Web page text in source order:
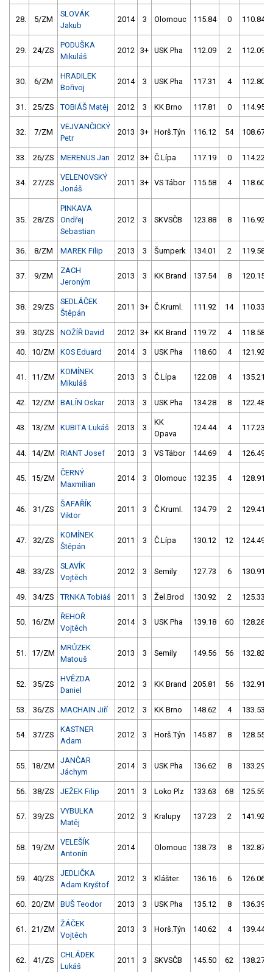
28. 5/ZM
SLOVÁK
Jakub
2014 3 Olomouc 115.84 0 110.84
29. 24/ZS
PODUŠKA
Mikuláš
2012 3+ USK Pha 112.09 2 112.09
30. 6/ZM
HRADILEK
Bořivoj
2014 3 USK Pha 117.31 4 112.80
31. 25/ZS TOBIÁŠ Matěj 2012 3 KK Brno 117.81 0 114.95
32. 7/ZM
VEJVANČICKÝ
Petr
2013 3+ Horš.Týn 116.12 54 108.67
33. 26/ZS MERENUS Jan 2012 3+ Č.Lípa 117.19 0 114.22
34. 27/ZS
VELENOVSKÝ
Jonáš
2011 3+ VS Tábor 115.58 4 118.60
35. 28/ZS
PINKAVA
Ondřej
Sebastian
2012 3 SKVSČB 123.88 8 116.92
36. 8/ZM MAREK Filip 2013 3 Šumperk 134.01 2 119.58
37. 9/ZM
ZACH
Jeroným
2013 3 KK Brand 137.54 8 120.15
38. 29/ZS
SEDLÁČEK
Štěpán
2011 3+ Č.Kruml. 111.92 14 110.33
39. 30/ZS NOŽÍŘ David 2012 3+ KK Brand 119.72 4 118.58
40. 10/ZM KOS Eduard 2014 3 USK Pha 118.60 4 121.92
41. 11/ZM
KOMÍNEK
Mikuláš
2013 3 Č.Lípa 122.08 4 135.21
42. 12/ZM BALÍN Oskar 2013 3 USK Pha 134.28 8 122.48
43. 13/ZM KUBITA Lukáš 2013 3
KK
Opava
124.44 4 117.23
44. 14/ZM RIANT Josef 2013 3 VS Tábor 144.69 4 126.49
45. 15/ZM
ČERNÝ
Maxmilian
2014 3 Olomouc 132.35 4 128.91
46. 31/ZS
ŠAFAŘÍK
Viktor
2011 3 Č.Kruml. 134.79 2 129.41
47. 32/ZS
KOMÍNEK
Štěpán
2011 3 Č.Lípa 130.12 12 124.49
48. 33/ZS
SLAVÍK
Vojtěch
2012 3 Semily 127.73 6 130.91
49. 34/ZS TRNKA Tobiáš 2011 3 Žel.Brod 130.92 2 125.33
50. 16/ZM
ŘEHOŘ
Vojtěch
2014 3 USK Pha 139.18 60 128.28
51. 17/ZM
MRŮZEK
Matouš
2013 3 Semily 149.56 56 132.82
52. 35/ZS
HVĚZDA
Daniel
2012 3 KK Brand 205.81 56 132.91
53. 36/ZS MACHAIN Jiří 2012 3 KK Brno 148.62 4 133.53
54. 37/ZS
KASTNER
Adam
2012 3 Horš.Týn 145.87 8 128.55
55. 18/ZM
JANČAR
Jáchym
2014 3 USK Pha 136.62 8 133.29
56. 38/ZS JEŽEK Filip 2011 3 Loko Plz 133.63 68 125.59
57. 39/ZS
VYBULKA
Matěj
2012 3 Kralupy 137.23 2 141.92
58. 19/ZM
VELEŠÍK
Antonín
2014 Olomouc 138.73 8 132.87
59. 40/ZS
JEDLIČKA
Adam Kryštof
2012 3 Klášter. 136.16 6 126.06
60. 20/ZM BUŠ Teodor 2013 3 USK Pha 135.12 8 136.39
61. 21/ZM
ŽÁČEK
Vojtěch
2013 3 Horš.Týn 140.62 4 139.44
62. 41/ZS
CHLÁDEK
Lukáš
2011 3 SKVSČB 145.50 62 138.27